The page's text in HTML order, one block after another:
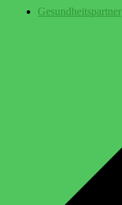
Gesundheitspartner